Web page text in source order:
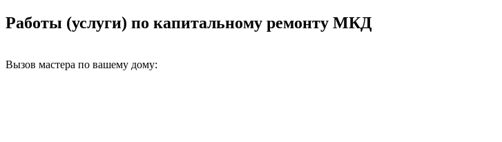
Работы (услуги) по капитальному ремонту МКД
Вызов мастера по вашему дому: